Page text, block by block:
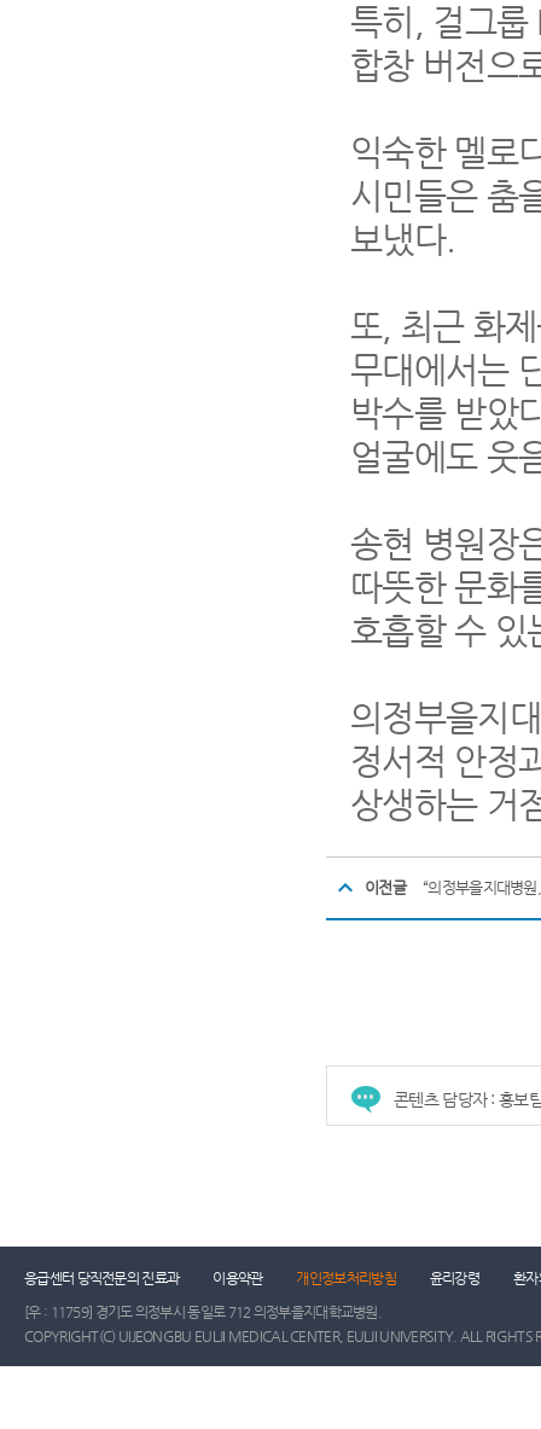
특히 , 걸그룹
합창 버전으
익숙한 멜로
시민들은 춤
보냈다.
또, 최근 화
무대에서는
박수를 받았
얼굴에도 웃
송현 병원장
따뜻한 문화
호흡할 수 있
의정부을지
정서적 안정
상생하는 거
이전글
콘텐츠 담당자 : 홍보
응급센터 당직전문의 진료과 이용약관 개인정보처리방침 윤리강령
환자
[우 : 11759] 경기도 의정부시 동일로 712 의정부을지대학교병원.
COPYRIGHT(C) UIJEONGBU EULJI MEDICAL CENTER, EULJI UNIVERSITY. ALL RIGHTS